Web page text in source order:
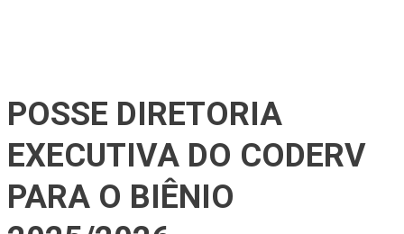
POSSE DIRETORIA
EXECUTIVA DO CODERV
PARA O BIÊNIO